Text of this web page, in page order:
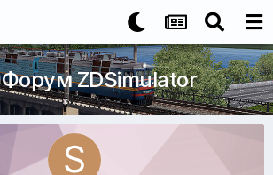
Форум ZDSimulator